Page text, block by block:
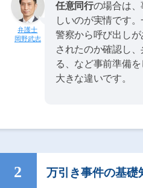
岡野武志
任意同行の場合は
しいのが実情です。
警察から呼び出し
されたのか確認し
る、など事前準備
大きな違いです。
万引き事件の基礎